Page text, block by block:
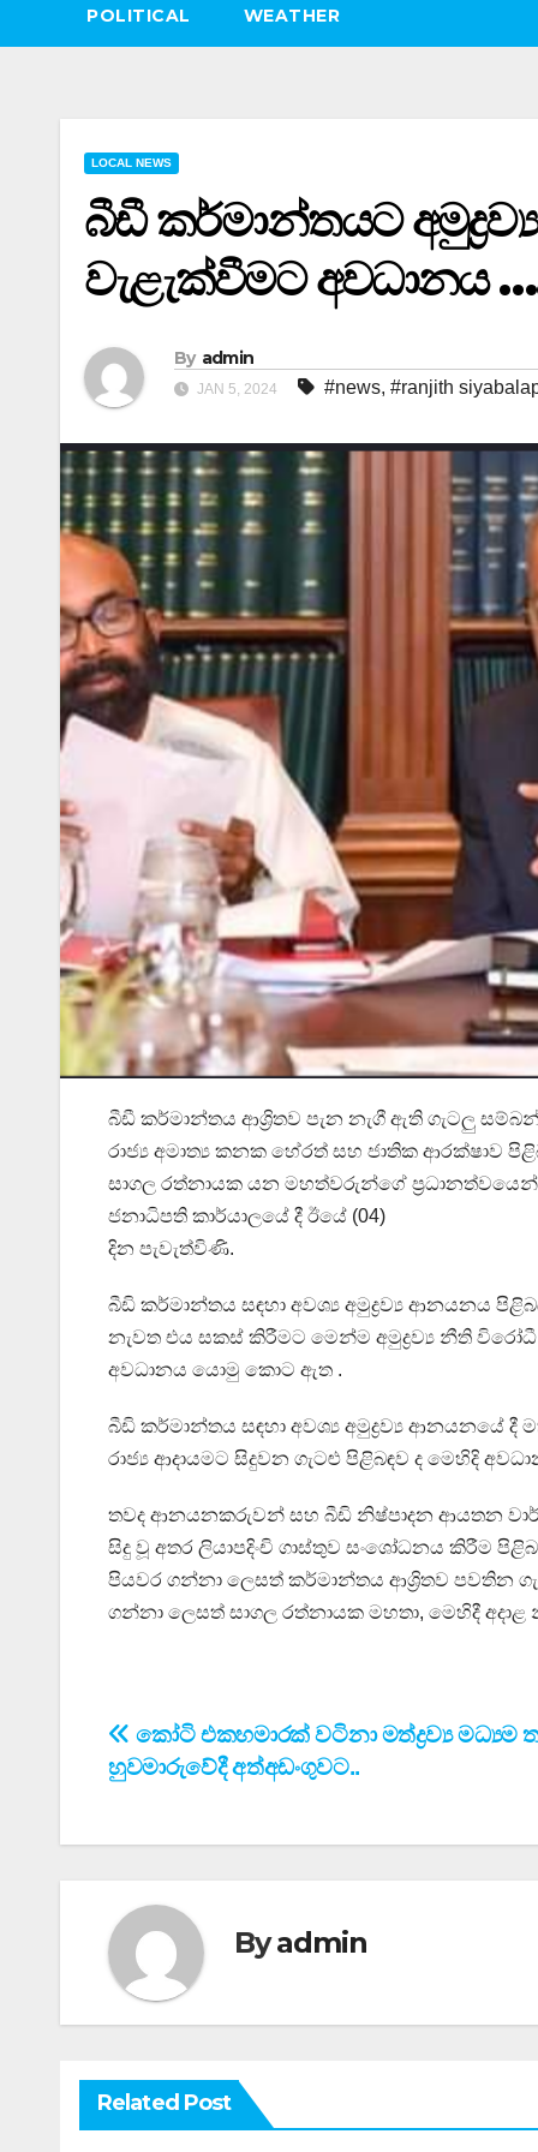
POLITICAL WEATHER
LOCAL NEWS
බීඩී කර්මාන්තයට
වැළැක්වීමට අවධානය
By admin
JAN 5, 2024 #news, #ranjith
බීඩී කර්මාන්තය ආශ්‍රිතව පැන නැගී ඇති ගැටලු
රාජ්‍ය අමාත්‍ය කනක හේරත් සහ ජාතික ආරක්ෂාව
සාගල රත්නායක යන මහත්වරුන්ගේ ප්‍රධානත්වයෙන්
ජනාධිපති කාර්යාලයේ දී ඊයේ (04)
දින පැවැත්විණි.
බීඩි කර්මාන්තය සඳහා අවශ්‍ය අමුද්‍රව්‍ය ආනයනය
නැවත එය සකස් කිරීමට මෙන්ම අමුද්‍රව්‍ය නීති
අවධානය ‍යොමු කොට ඇත .
බීඩි කර්මාන්තය සඳහා අවශ්‍ය අමුද්‍රව්‍ය ආනයනයේ
රාජ්‍ය ආදායමට සිදුවන ගැටළු පිළිබඳව ද මෙහිදි
තවද ආනයනකරුවන් සහ බීඩි නිෂ්පාදන ආයතන
සිදු වූ අතර ලියාපදිංචි ගාස්තුව සංශෝධනය කිරීම
පියවර ගන්නා ලෙසත් කර්මාන්තය ආශ්‍රිතව පවතින
ගන්නා ලෙසත් සාගල රත්නායක මහතා, මෙහිදී අදාළ
Post
navigation
කෝටි එකහමාරක් වටිනා මත්ද්‍රව්‍ය මධ්‍යම
හුවමාරුවේදී අත්අඩංගුවට..
Byadmin
Related Post